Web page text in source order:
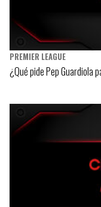
PREMIER LEAGUE
¿Qué pide Pep Guardiola